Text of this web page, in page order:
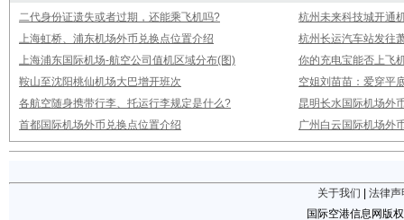
二代身份证遗失或者过期，还能乘飞机吗?
杭州未来科技城开通
上海虹桥、浦东机场外币兑换点位置介绍
杭州长运汽车站发往
上海浦东国际机场-航空公司值机区域分布(图)
你的充电宝能否上飞
鞍山至沈阳桃仙机场大巴增开班次
空姐刘苗苗：爱穿平
各航空随身携带行李、托运行李规定是什么?
昆明长水国际机场外
首都国际机场外币兑换点位置介绍
广州白云国际机场外
关于我们
法律声
国际空港信息网版